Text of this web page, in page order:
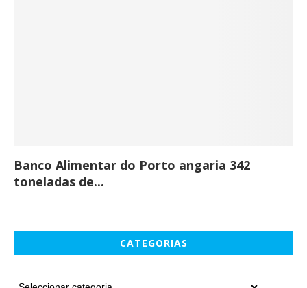
Banco Alimentar do Porto angaria 342
toneladas de...
CATEGORIAS